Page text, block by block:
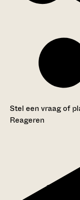
Stel een vraag of
Reageren